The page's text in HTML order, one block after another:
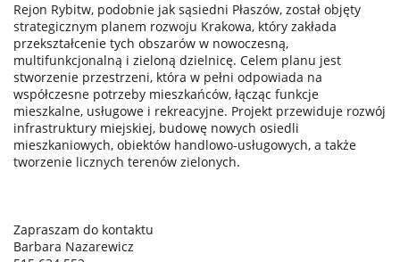
Rejon Rybitw, podobnie jak sąsiedni Płaszów, został objęty
strategicznym planem rozwoju Krakowa, który zakłada
przekształcenie tych obszarów w nowoczesną,
multifunkcjonalną i zieloną dzielnicę. Celem planu jest
stworzenie przestrzeni, która w pełni odpowiada na
współczesne potrzeby mieszkańców, łącząc funkcje
mieszkalne, usługowe i rekreacyjne. Projekt przewiduje rozwój
infrastruktury miejskiej, budowę nowych osiedli
mieszkaniowych, obiektów handlowo-usługowych, a także
tworzenie licznych terenów zielonych.
Zapraszam do kontaktu
Barbara Nazarewicz